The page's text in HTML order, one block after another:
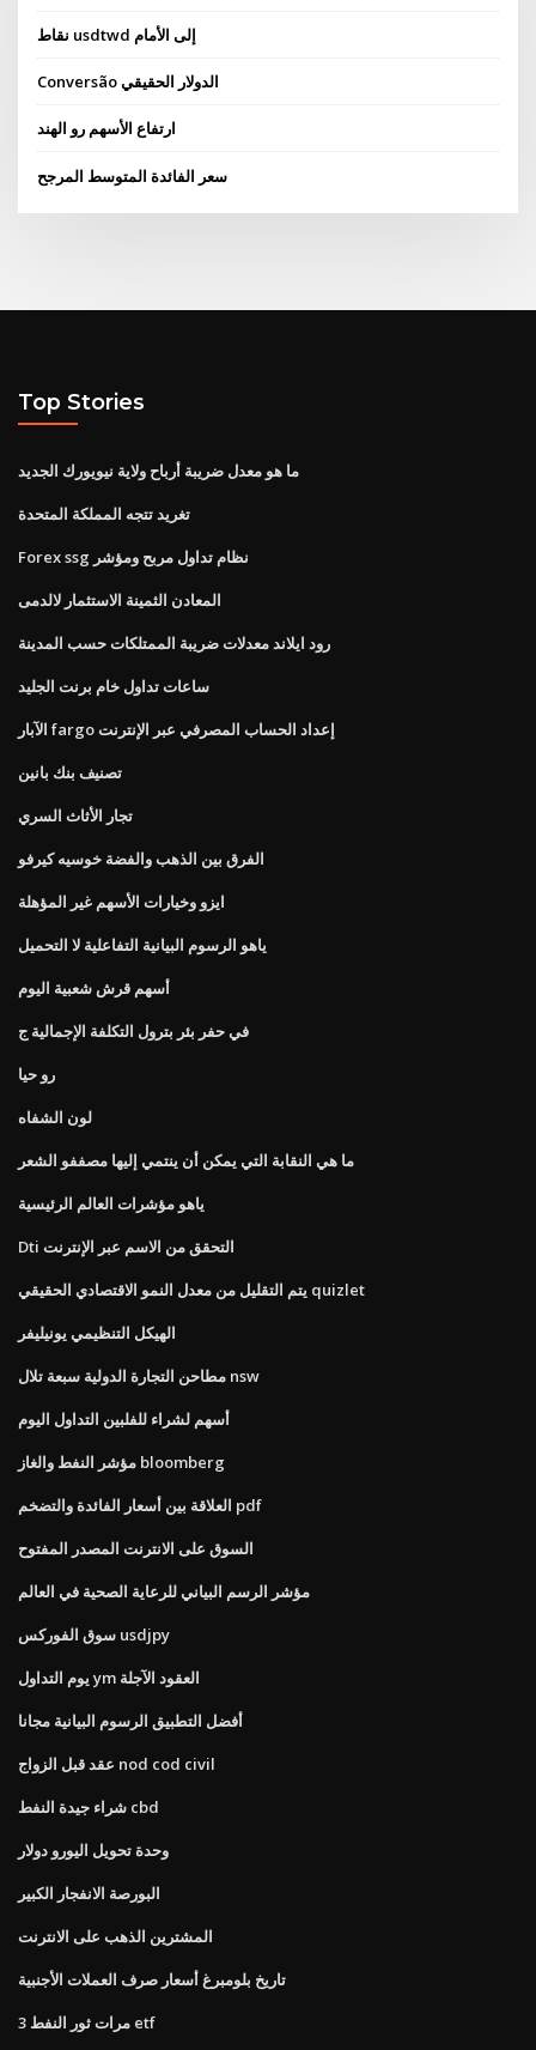
نقاط usdtwd إلى الأمام
Conversão الدولار الحقيقي
ارتفاع الأسهم رو الهند
سعر الفائدة المتوسط ​​المرجح
Top Stories
ما هو معدل ضريبة أرباح ولاية نيويورك الجديد
تغريد تتجه المملكة المتحدة
Forex ssg نظام تداول مربح ومؤشر
المعادن الثمينة الاستثمار لالدمى
رود ايلاند معدلات ضريبة الممتلكات حسب المدينة
ساعات تداول خام برنت الجليد
الآبار fargo إعداد الحساب المصرفي عبر الإنترنت
تصنيف بنك بانين
تجار الأثاث السري
الفرق بين الذهب والفضة خوسيه كيرفو
ايزو وخيارات الأسهم غير المؤهلة
ياهو الرسوم البيانية التفاعلية لا التحميل
أسهم قرش شعبية اليوم
في حفر بئر بترول التكلفة الإجمالية ج
رو حيا
لون الشفاه
ما هي النقابة التي يمكن أن ينتمي إليها مصففو الشعر
ياهو مؤشرات العالم الرئيسية
Dti التحقق من الاسم عبر الإنترنت
يتم التقليل من معدل النمو الاقتصادي الحقيقي quizlet
الهيكل التنظيمي يونيليفر
مطاحن التجارة الدولية سبعة تلال nsw
أسهم لشراء للفلبين التداول اليوم
مؤشر النفط والغاز bloomberg
العلاقة بين أسعار الفائدة والتضخم pdf
السوق على الانترنت المصدر المفتوح
مؤشر الرسم البياني للرعاية الصحية في العالم
سوق الفوركس usdjpy
يوم التداول ym العقود الآجلة
أفضل التطبيق الرسوم البيانية مجانا
عقد قبل الزواج nod cod civil
شراء جيدة النفط cbd
وحدة تحويل اليورو دولار
البورصة الانفجار الكبير
المشترين الذهب على الانترنت
تاريخ بلومبرغ أسعار صرف العملات الأجنبية
3 مرات ثور النفط etf